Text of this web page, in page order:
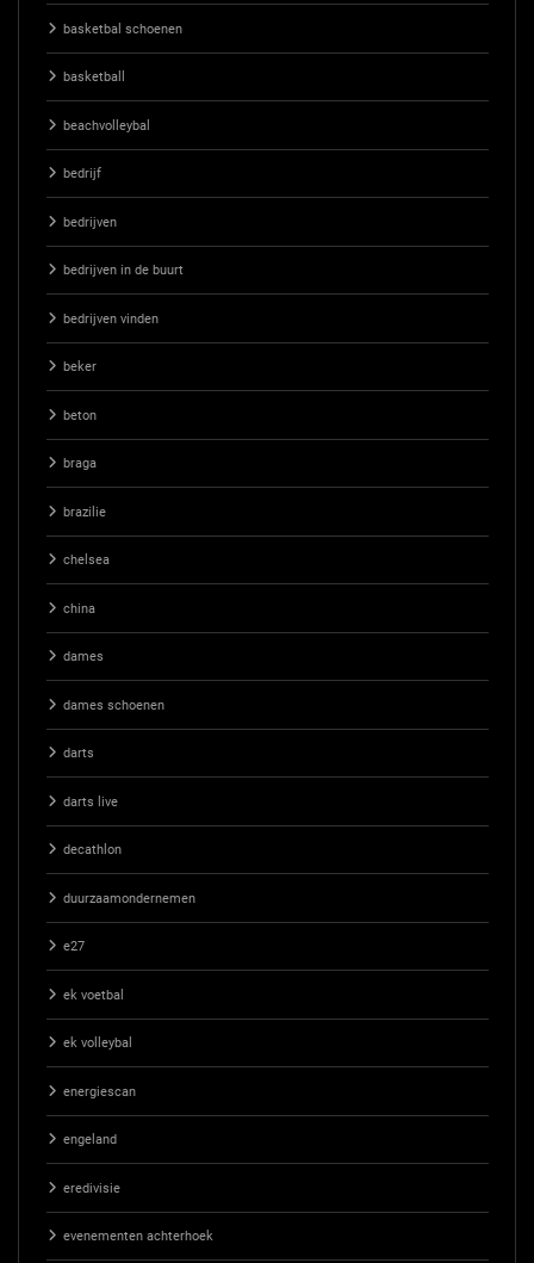
basketbal schoenen
basketball
beachvolleybal
bedrijf
bedrijven
bedrijven in de buurt
bedrijven vinden
beker
beton
braga
brazilie
chelsea
china
dames
dames schoenen
darts
darts live
decathlon
duurzaamondernemen
e27
ek voetbal
ek volleybal
energiescan
engeland
eredivisie
evenementen achterhoek